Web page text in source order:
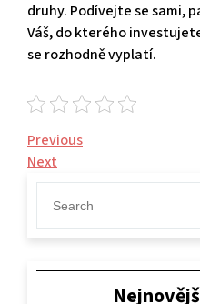
druhy. Podívejte se sami,
Váš, do kterého
se rozhodně vyplatí.
Navigace
pro
příspěvek
Previous
Post
Previous
Next
Post
Next